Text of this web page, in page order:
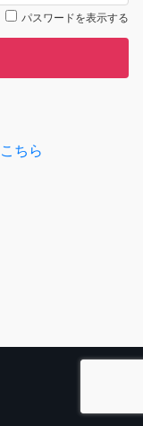
パスワードを表示する
こちら